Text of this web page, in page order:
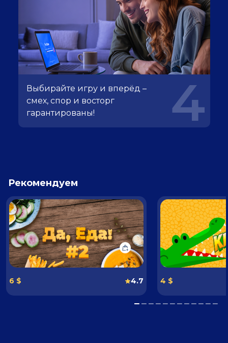
Выбирайте игру и вперёд –
смех, спор и восторг
гарантированы!
4
Рекомендуем
6 $ 4.7 4 $